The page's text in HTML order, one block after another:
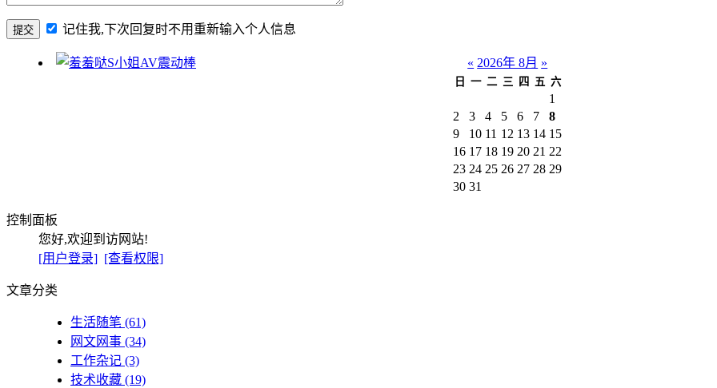
记住我,下次回复时不用重新输入个人信息
« 2026年 8月 »
日 一 二 三 四 五 六
1
2
3 4 5 6 7
8
9
10 11 12 13 14 15
16 17 18 19 20 21 22
23 24 25 26 27 28 29
30 31
控制面板
您好,欢迎到访网站!
[用户登录] [查看权限]
文章分类
生活随笔 (61)
网文网事 (34)
工作杂记 (3)
技术收藏 (19)